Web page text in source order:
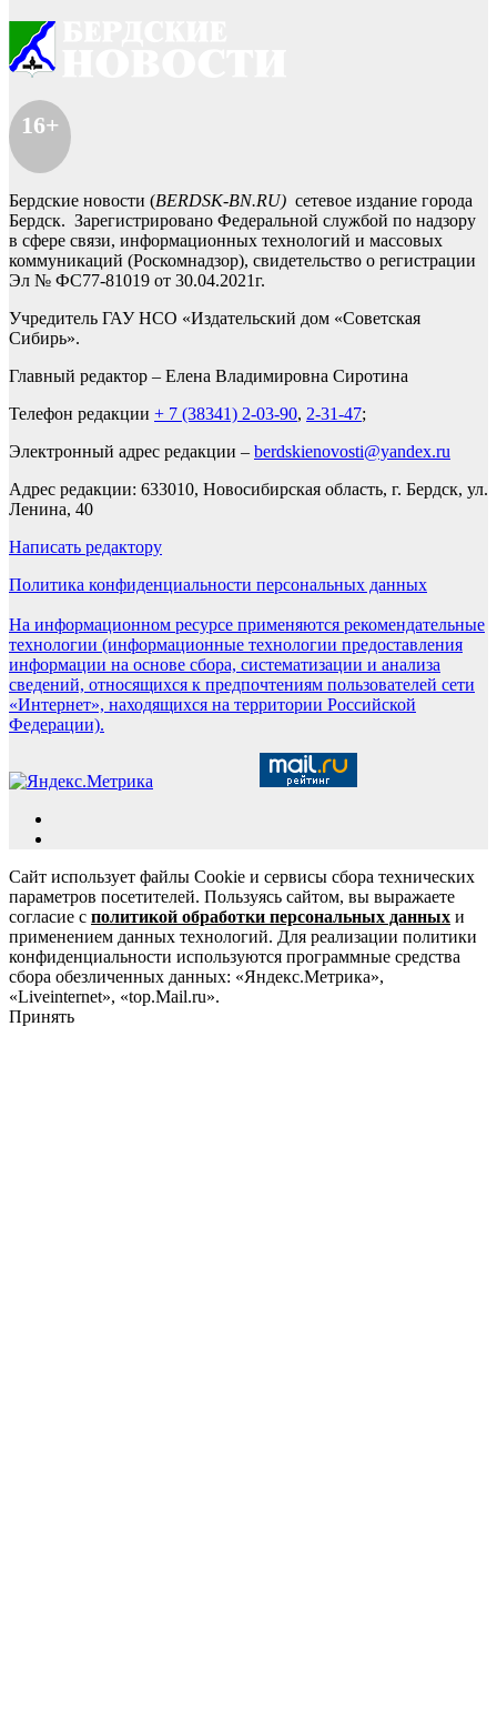
16+
Бердские новости (BERDSK-BN.RU) сетевое издание города
Бердск. Зарегистрировано Федеральной службой по надзору
в сфере связи, информационных технологий и массовых
коммуникаций (Роскомнадзор), свидетельство о регистрации
Эл № ФС77-81019 от 30.04.2021г.
Учредитель ГАУ НСО «Издательский дом «Советская
Сибирь».
Главный редактор – Елена Владимировна Сиротина
Телефон редакции + 7 (38341) 2-03-90, 2-31-47;
Электронный адрес редакции – berdskienovosti@yandex.ru
Адрес редакции: 633010, Новосибирская область, г. Бердск, ул.
Ленина, 40
Написать редактору
Политика конфиденциальности персональных данных
На информационном ресурсе применяются рекомендательные
технологии (информационные технологии предоставления
информации на основе сбора, систематизации и анализа
сведений, относящихся к предпочтениям пользователей сети
«Интернет», находящихся на территории Российской
Федерации).
Сайт использует файлы Cookie и сервисы сбора технических
параметров посетителей. Пользуясь сайтом, вы выражаете
согласие с политикой обработки персональных данных и
применением данных технологий. Для реализации политики
конфиденциальности используются программные средства
сбора обезличенных данных: «Яндекс.Метрика»,
«Liveinternet», «top.Mail.ru».
Принять